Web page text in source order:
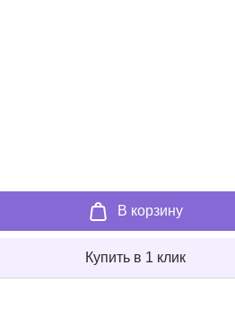
В корзину
Купить в 1 клик